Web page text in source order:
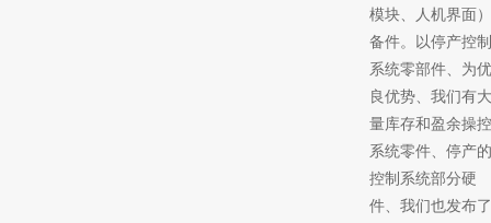
模块、人机界面）
备件。以停产控制
系统零部件、为优
良优势、我们有大
量库存和盈余操控
系统零件、停产的
控制系统部分硬
件、我们也发布了